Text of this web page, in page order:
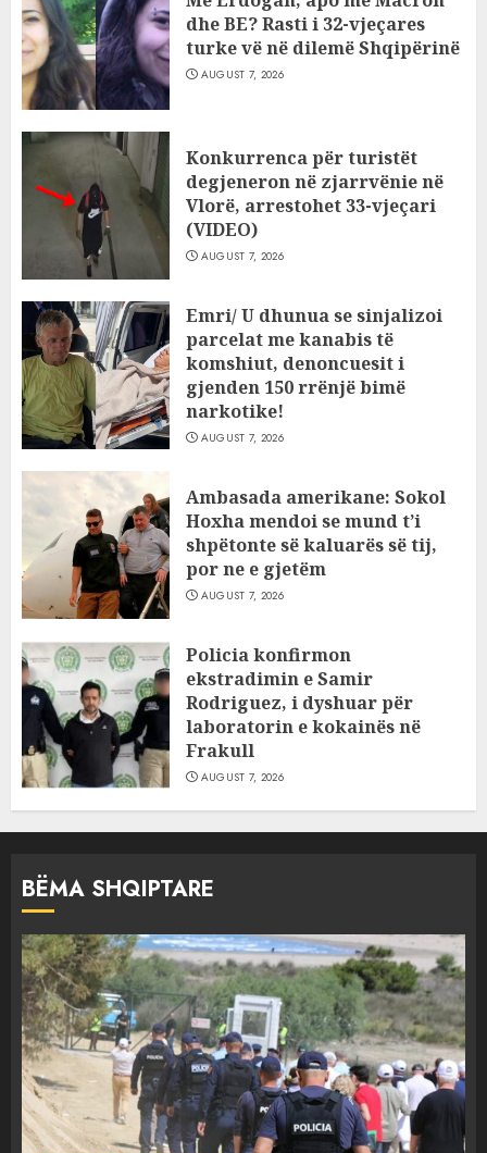
dhe BE? Rasti i 32-vjeçares
turke vë në dilemë Shqipërinë
AUGUST 7, 2026
Konkurrenca për turistët
degjeneron në zjarrvënie në
Vlorë, arrestohet 33-vjeçari
(VIDEO)
AUGUST 7, 2026
Emri/ U dhunua se sinjalizoi
parcelat me kanabis të
komshiut, denoncuesit i
gjenden 150 rrënjë bimë
narkotike!
AUGUST 7, 2026
Ambasada amerikane: Sokol
Hoxha mendoi se mund t’i
shpëtonte së kaluarës së tij,
por ne e gjetëm
AUGUST 7, 2026
Policia konfirmon
ekstradimin e Samir
Rodriguez, i dyshuar për
laboratorin e kokainës në
Frakull
AUGUST 7, 2026
BËMA SHQIPTARE